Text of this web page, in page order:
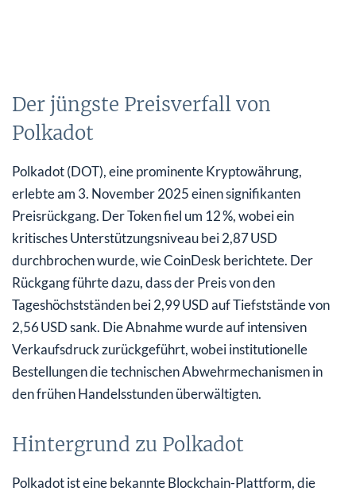
Der jüngste Preisverfall von
Polkadot
Polkadot (DOT), eine prominente Kryptowährung,
erlebte am 3. November 2025 einen signifikanten
Preisrückgang. Der Token fiel um 12 %, wobei ein
kritisches Unterstützungsniveau bei 2,87 USD
durchbrochen wurde, wie CoinDesk berichtete. Der
Rückgang führte dazu, dass der Preis von den
Tageshöchstständen bei 2,99 USD auf Tiefststände von
2,56 USD sank. Die Abnahme wurde auf intensiven
Verkaufsdruck zurückgeführt, wobei institutionelle
Bestellungen die technischen Abwehrmechanismen in
den frühen Handelsstunden überwältigten.
Hintergrund zu Polkadot
Polkadot ist eine bekannte Blockchain-Plattform, die